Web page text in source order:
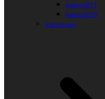
Indien2011
Indien2018
Indonesien